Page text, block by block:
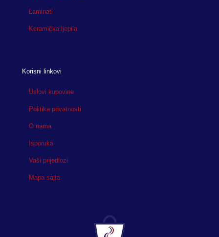
Laminati
Keramička ljepila
Korisni linkovi
Uslovi kupovine
Politika privatnosti
O nama
Isporuka
Vaši prijedlozi
Mapa sajta